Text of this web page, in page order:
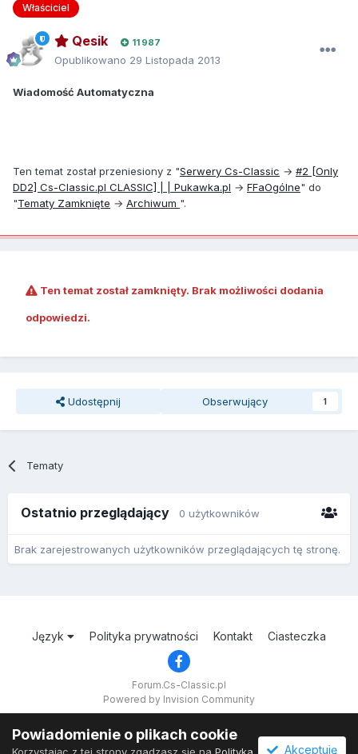
Właściciel
Qesik 11 987
Opublikowano 29 Listopada 2013
Wiadomość Automatyczna
Ten temat został przeniesiony z "Serwery Cs-Classic → #2 [Only
DD2] Cs-Classic.pl CLASSIC] | | Pukawka.pl → FFaOgólne" do
"Tematy Zamknięte → Archiwum ".
Ten temat został zamknięty. Brak możliwości dodania
odpowiedzi.
Udostępnij Obserwujący 1
Tematy
Ostatnio przeglądający 0 użytkowników
Brak zarejestrowanych użytkowników przeglądających tę stronę.
Język Polityka prywatności Kontakt Ciasteczka
Forum.Cs-Classic.pl
Powered by Invision Community
Powiadomienie o plikach cookie
Akceptuję